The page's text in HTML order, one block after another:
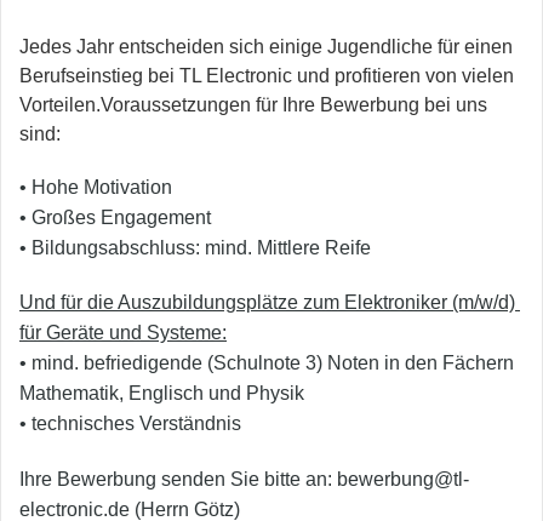
Jedes Jahr entscheiden sich einige Jugendliche für einen
Berufseinstieg bei TL Electronic und profitieren von vielen
Vorteilen.Voraussetzungen für Ihre Bewerbung bei uns
sind:
• Hohe Motivation
• Großes Engagement
• Bildungsabschluss: mind. Mittlere Reife
Und für die Auszubildungsplätze zum Elektroniker (m/w/d)
für Geräte und Systeme:
• mind. befriedigende (Schulnote 3) Noten in den Fächern
Mathematik, Englisch und Physik
• technisches Verständnis
Ihre Bewerbung senden Sie bitte an: bewerbung@tl-
electronic.de (Herrn Götz)